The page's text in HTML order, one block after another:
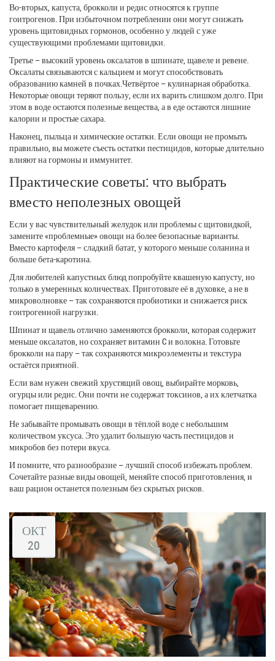
Во-вторых, капуста, брокколи и редис относятся к группе
гоитрогенов. При избыточном потреблении они могут снижать
уровень щитовидных гормонов, особенно у людей с уже
существующими проблемами щитовидки.
Третье – высокий уровень оксалатов в шпинате, щавеле и ревене.
Оксалаты связываются с кальцием и могут способствовать
образованию камней в почках.Четвёртое – кулинарная обработка.
Некоторые овощи теряют пользу, если их варить слишком долго. При
этом в воде остаются полезные вещества, а в еде остаются лишние
калории и простые сахара.
Наконец, пыльца и химические остатки. Если овощи не промыть
правильно, вы можете съесть остатки пестицидов, которые длительно
влияют на гормоны и иммунитет.
Практические советы: что выбрать
вместо неполезных овощей
Если у вас чувствительный желудок или проблемы с щитовидкой,
замените «проблемные» овощи на более безопасные варианты.
Вместо картофеля – сладкий батат, у которого меньше соланина и
больше бета-каротина.
Для любителей капустных блюд попробуйте квашеную капусту, но
только в умеренных количествах. Приготовьте её в духовке, а не в
микроволновке – так сохраняются пробиотики и снижается риск
гоитрогенной нагрузки.
Шпинат и щавель отлично заменяются брокколи, которая содержит
меньше оксалатов, но сохраняет витамин C и волокна. Готовьте
брокколи на пару – так сохраняются микроэлементы и текстура
остаётся приятной.
Если вам нужен свежий хрустящий овощ, выбирайте морковь,
огурцы или редис. Они почти не содержат токсинов, а их клетчатка
помогает пищеварению.
Не забывайте промывать овощи в тёплой воде с небольшим
количеством уксуса. Это удалит большую часть пестицидов и
микробов без потери вкуса.
И помните, что разнообразие – лучший способ избежать проблем.
Сочетайте разные виды овощей, меняйте способ приготовления, и
ваш рацион останется полезным без скрытых рисков.
ОКТ
20